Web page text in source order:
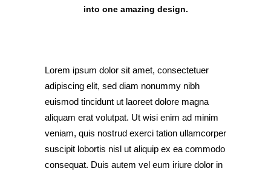
into one amazing design.
Lorem ipsum dolor sit amet, consectetuer
adipiscing elit, sed diam nonummy nibh
euismod tincidunt ut laoreet dolore magna
aliquam erat volutpat. Ut wisi enim ad minim
veniam, quis nostrud exerci tation ullamcorper
suscipit lobortis nisl ut aliquip ex ea commodo
consequat. Duis autem vel eum iriure dolor in